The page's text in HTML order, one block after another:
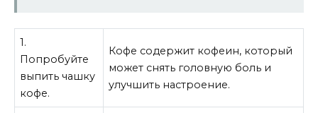
1.
Попробуйте
выпить чашку
кофе.
Кофе содержит кофеин, который
может снять головную боль и
улучшить настроение.